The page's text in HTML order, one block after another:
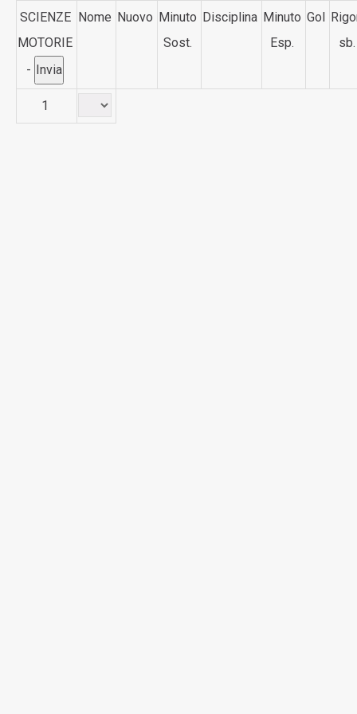
SCIENZE
MOTORIE
-
Nome Nuovo Minuto
Sost.
Disciplina Minuto
Esp.
Gol
sb.
1